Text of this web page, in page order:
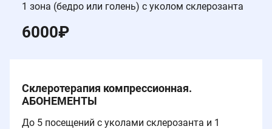
1 зона (бедро или голень) с уколом склерозанта
6000₽
Склеротерапия компрессионная.
АБОНЕМЕНТЫ
До 5 посещений с уколами склерозанта и 1